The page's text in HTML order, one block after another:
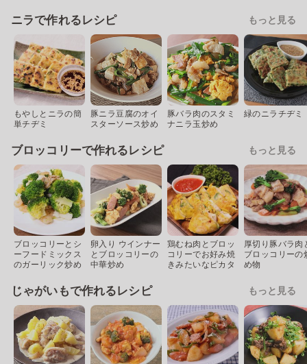
ニラで作れるレシピ もっと見る
もやしとニラの簡
単チヂミ
豚ニラ豆腐のオイ
スターソース炒め
豚バラ肉のスタミ
ナニラ玉炒め
緑のニラチヂミ
ブロッコリーで作れるレシピ もっと見る
ブロッコリーとシ
ーフードミックス
のガーリック炒め
卵入り ウインナー
とブロッコリーの
中華炒め
鶏むね肉とブロッ
コリーでお好み焼
きみたいなピカタ
厚切り豚バラ肉
ブロッコリーの
め物
じゃがいもで作れるレシピ もっと見る